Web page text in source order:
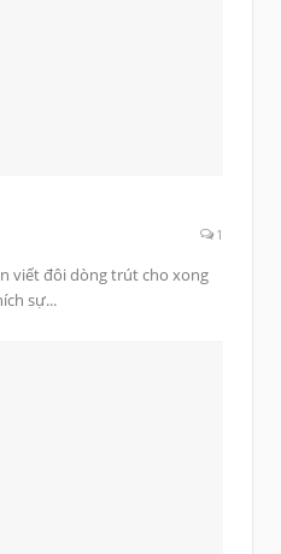
1
viết đôi dòng trút cho xong
sự...